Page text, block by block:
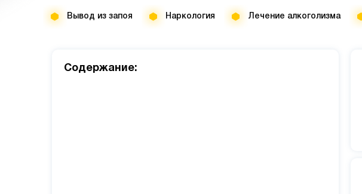
Вывод из запоя Наркология Лечение алкоголизма
Cодержание: